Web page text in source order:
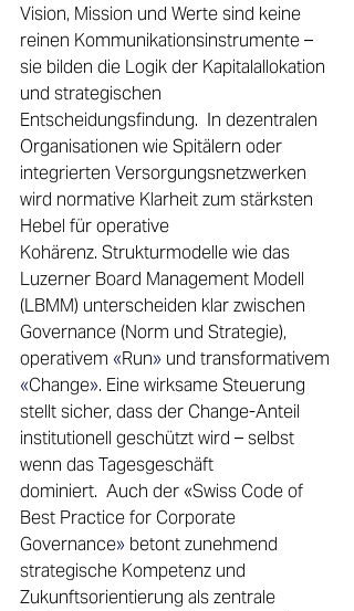
Vision, Mission und Werte sind keine
reinen Kommunikationsinstrumente –
sie bilden die Logik der Kapitalallokation
und strategischen
Entscheidungsfindung.  In dezentralen
Organisationen wie Spitälern oder
integrierten Versorgungsnetzwerken
wird normative Klarheit zum stärksten
Hebel für operative
Kohärenz. Strukturmodelle wie das
Luzerner Board Management Modell
(LBMM) unterscheiden klar zwischen
Governance (Norm und Strategie),
operativem «Run» und transformativem
«Change». Eine wirksame Steuerung
stellt sicher, dass der Change‑Anteil
institutionell geschützt wird – selbst
wenn das Tagesgeschäft
dominiert.  Auch der «Swiss Code of
Best Practice for Corporate
Governance» betont zunehmend
strategische Kompetenz und
Zukunftsorientierung als zentrale